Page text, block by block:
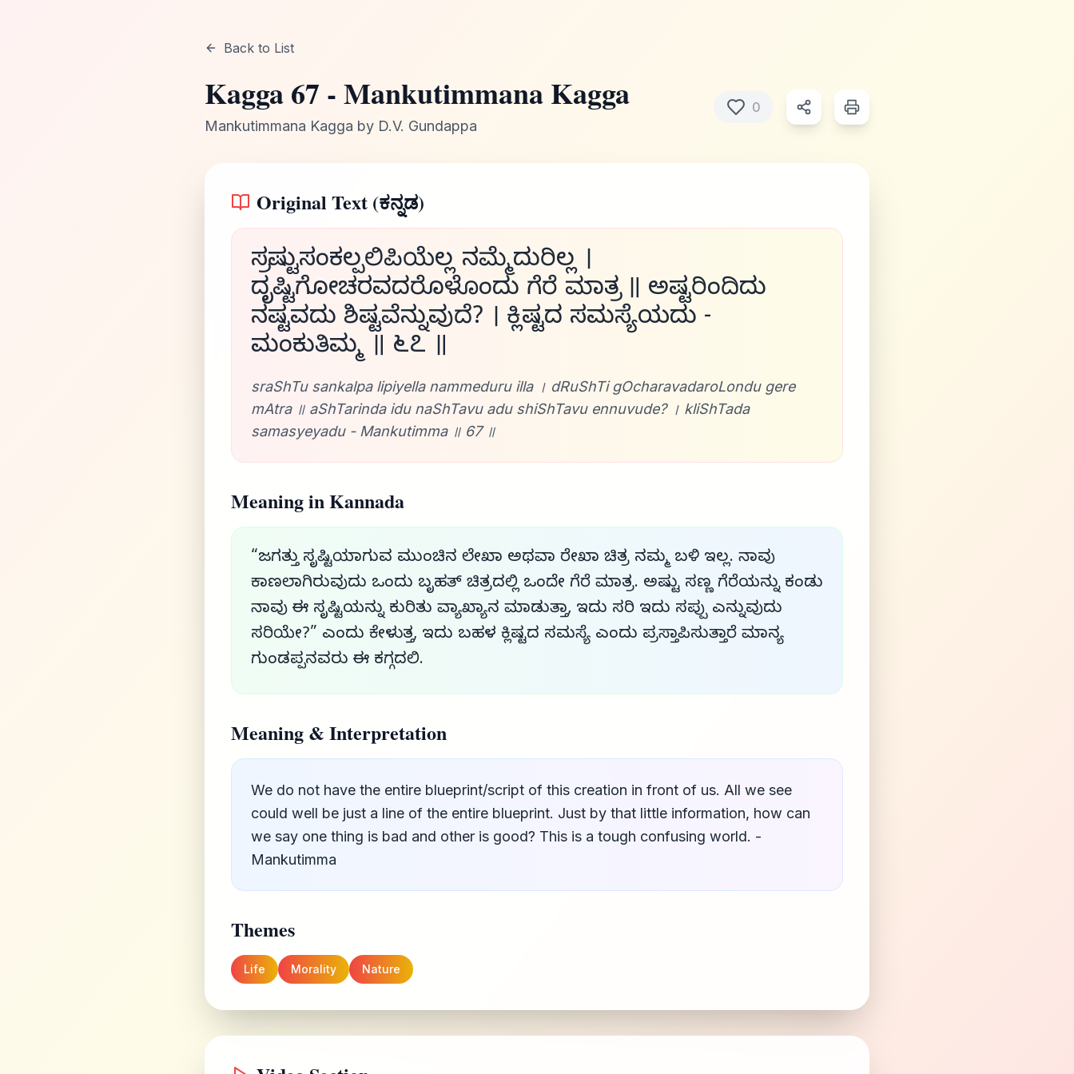
Back to List
Kagga67 -Mankutimmana Kagga
Mankutimmana Kagga by D.V. Gundappa
0
Original Text (ಕನ್ನಡ)
ಸ್ರಷ್ಟುಸಂಕಲ್ಪಲಿಪಿಯೆಲ್ಲ ನಮ್ಮೆದುರಿಲ್ಲ ।
ದೃಷ್ಟಿಗೋಚರವದರೊಳೊಂದು ಗೆರೆ ಮಾತ್ರ ॥ ಅಷ್ಟರಿಂದಿದು
ನಷ್ಟವದು ಶಿಷ್ಟವೆನ್ನುವುದೆ? । ಕ್ಲಿಷ್ಟದ ಸಮಸ್ಯೆಯದು -
ಮಂಕುತಿಮ್ಮ ॥ ೬೭ ॥
sraShTu sankalpa lipiyella nammeduru illa । dRuShTi gOcharavadaroLondu gere
mAtra ॥ aShTarinda idu naShTavu adu shiShTavu ennuvude? । kliShTada
samasyeyadu - Mankutimma ॥ 67 ॥
Meaning in Kannada
“ಜಗತ್ತು ಸೃಷ್ಟಿಯಾಗುವ ಮುಂಚಿನ ಲೇಖಾ ಅಥವಾ ರೇಖಾ ಚಿತ್ರ ನಮ್ಮ ಬಳಿ ಇಲ್ಲ. ನಾವು
ಕಾಣಲಾಗಿರುವುದು ಒಂದು ಬೃಹತ್ ಚಿತ್ರದಲ್ಲಿ ಒಂದೇ ಗೆರೆ ಮಾತ್ರ. ಅಷ್ಟು ಸಣ್ಣ ಗೆರೆಯನ್ನು ಕಂಡು
ನಾವು ಈ ಸೃಷ್ಟಿಯನ್ನು ಕುರಿತು ವ್ಯಾಖ್ಯಾನ ಮಾಡುತ್ತಾ, ಇದು ಸರಿ ಇದು ಸಪ್ಪು ಎನ್ನುವುದು
ಸರಿಯೇ?” ಎಂದು ಕೇಳುತ್ತ, ಇದು ಬಹಳ ಕ್ಲಿಷ್ಟದ ಸಮಸ್ಯೆ ಎಂದು ಪ್ರಸ್ತಾಪಿಸುತ್ತಾರೆ ಮಾನ್ಯ
ಗುಂಡಪ್ಪನವರು ಈ ಕಗ್ಗದಲಿ.
Meaning & Interpretation
We do not have the entire blueprint/script of this creation in front of us. All we see
could well be just a line of the entire blueprint. Just by that little information, how can
we say one thing is bad and other is good? This is a tough confusing world. -
Mankutimma
Themes
Life Morality Nature